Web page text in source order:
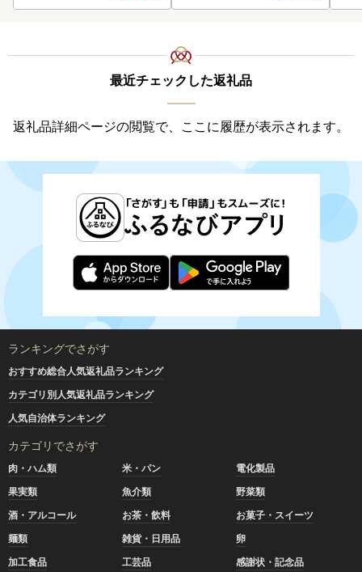
最近チェックした返礼品
返礼品詳細ページの閲覧で、ここに履歴が表示されます。
ランキングでさがす
おすすめ総合人気返礼品ランキング
カテゴリ別人気返礼品ランキング
人気自治体ランキング
カテゴリでさがす
肉・ハム類 米・パン
電化製品
果実類
魚介類
野菜類
酒・アルコール
お茶・飲料
お菓子・スイーツ
麺類
雑貨・日用品
卵
加工食品
工芸品
感謝状・記念品